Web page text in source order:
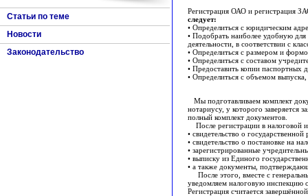
Статьи по теме
Новости
Законодательство
Регистрация ОАО и регистрация
следует:
• Определиться с юридическим
• Подобрать наиболее удобную
деятельности, в соответствии с
• Определиться с размером и
• Определиться с составом
• Предоставить копии
• Определиться с объемом
Мы подготавливаем комплект
нотариусу, у которого заверяется
полный комплект документов.
После регистрации в налоговой
• свидетельство о государственной
• свидетельство о постановке на
• зарегистрированные
• выписку из Единого
• а также документы,
После этого, вместе с
уведомляем налоговую инспекцию
Регистрация считается